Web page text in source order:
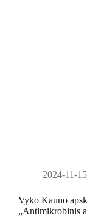
2024-11-15
Vyko Kauno
„Antimikrobinis